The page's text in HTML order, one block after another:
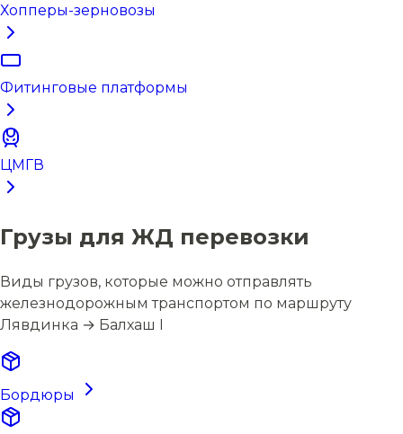
Хопперы-зерновозы
Фитинговые платформы
ЦМГВ
Грузы для ЖД перевозки
Виды грузов, которые можно отправлять
железнодорожным транспортом по маршруту
Лявдинка → Балхаш I
Бордюры